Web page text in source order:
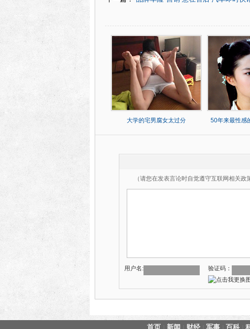
大学的宅男腐女太过分 50年来最性感
（请您在发表言论时自觉遵守互联网相关政
用户名: 验证码：
首页 新闻 财经 军事 百科